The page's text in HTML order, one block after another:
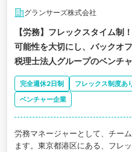
グランサーズ株式会社
【労務】フレックスタイム制
可能性を大切にし、バックオ
税理士法人グループのベンチ
完全週休2日制 フレックス制度あ
ベンチャー企業
労務マネージャーとして、チー
ます。東京都港区にある、フレ